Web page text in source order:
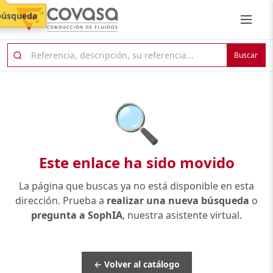
Buscar
🔍
Este enlace ha sido movido
La página que buscas ya no está disponible en esta
dirección. Prueba a realizar una nueva búsqueda o
pregunta a SophIA, nuestra asistente virtual.
← Volver al catálogo